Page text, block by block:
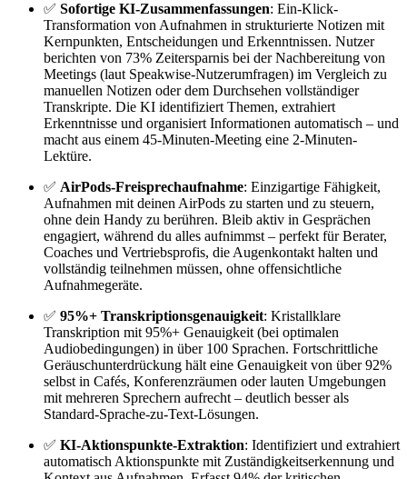
✅ Sofortige KI-Zusammenfassungen: Ein-Klick-
Transformation von Aufnahmen in strukturierte Notizen mit
Kernpunkten, Entscheidungen und Erkenntnissen. Nutzer
berichten von 73% Zeitersparnis bei der Nachbereitung von
Meetings (laut Speakwise-Nutzerumfragen) im Vergleich zu
manuellen Notizen oder dem Durchsehen vollständiger
Transkripte. Die KI identifiziert Themen, extrahiert
Erkenntnisse und organisiert Informationen automatisch – und
macht aus einem 45-Minuten-Meeting eine 2-Minuten-
Lektüre.
✅ AirPods-Freisprechaufnahme: Einzigartige Fähigkeit,
Aufnahmen mit deinen AirPods zu starten und zu steuern,
ohne dein Handy zu berühren. Bleib aktiv in Gesprächen
engagiert, während du alles aufnimmst – perfekt für Berater,
Coaches und Vertriebsprofis, die Augenkontakt halten und
vollständig teilnehmen müssen, ohne offensichtliche
Aufnahmegeräte.
✅ 95%+ Transkriptionsgenauigkeit: Kristallklare
Transkription mit 95%+ Genauigkeit (bei optimalen
Audiobedingungen) in über 100 Sprachen. Fortschrittliche
Geräuschunterdrückung hält eine Genauigkeit von über 92%
selbst in Cafés, Konferenzräumen oder lauten Umgebungen
mit mehreren Sprechern aufrecht – deutlich besser als
Standard-Sprache-zu-Text-Lösungen.
✅ KI-Aktionspunkte-Extraktion: Identifiziert und extrahiert
automatisch Aktionspunkte mit Zuständigkeitserkennung und